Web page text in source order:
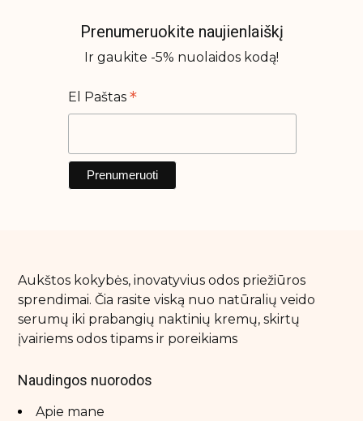
Prenumeruokite naujienlaiškį
Ir gaukite -5% nuolaidos kodą!
El Paštas *
Aukštos kokybės, inovatyvius odos priežiūros
sprendimai. Čia rasite viską nuo natūralių veido
serumų iki prabangių naktinių kremų, skirtų
įvairiems odos tipams ir poreikiams
Naudingos nuorodos
Apie mane